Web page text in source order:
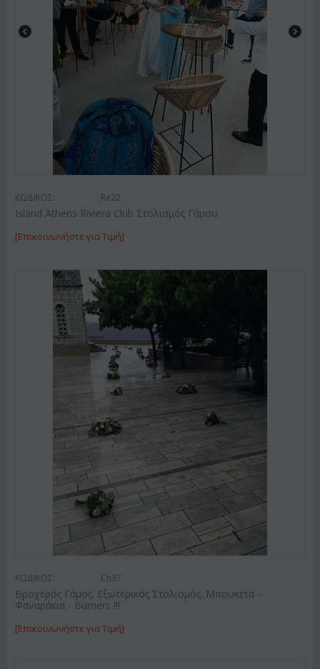
ΚΩΔΙΚΟΣ: Re22
Island Athens Riviera Club Στολισμός Γάμου.
[Επικοινωνήστε για Τιμή]
ΚΩΔΙΚΟΣ: Ch37
Βροχερός Γάμος. Εξωτερικός Στολισμός. Μπουκέτα -
Φαναράκια - Burners !!!
[Επικοινωνήστε για Τιμή]